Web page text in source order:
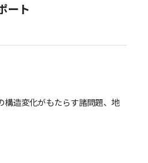
ート
構造変化がもたらす諸問題、地